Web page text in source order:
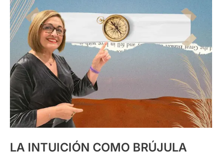
LA INTUICIÓN COMO BRÚJULA